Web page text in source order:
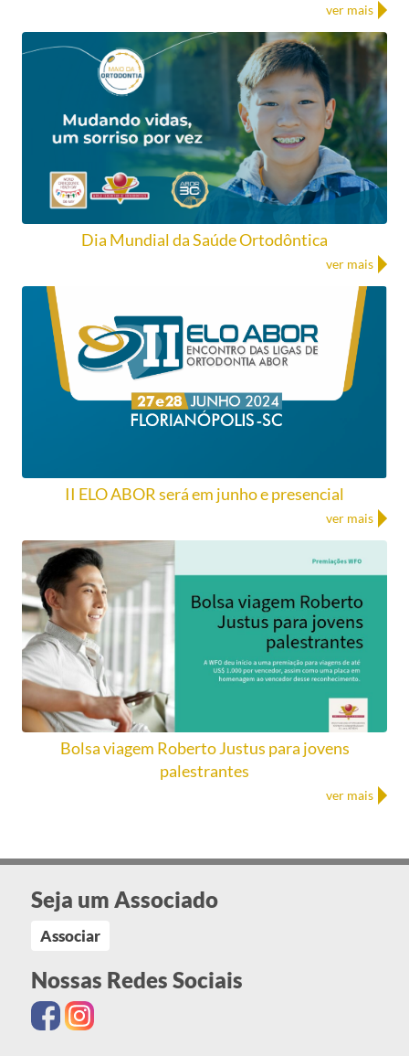
ver mais
Dia Mundial da Saúde Ortodôntica
ver mais
II ELO ABOR será em junho e presencial
ver mais
Bolsa viagem Roberto Justus para jovens
palestrantes
ver mais
Seja um Associado
Associar
Nossas Redes Sociais